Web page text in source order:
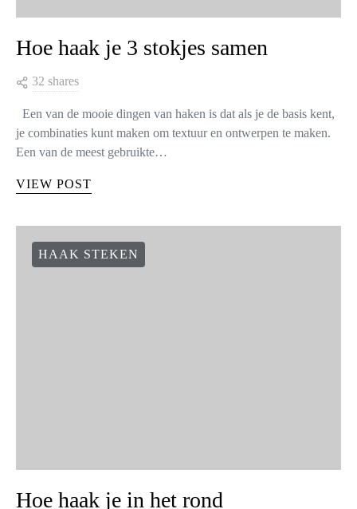
Hoe haak je 3 stokjes samen
32 shares
Een van de mooie dingen van haken is dat als je de basis kent,
je combinaties kunt maken om textuur en ontwerpen te maken.
Een van de meest gebruikte…
VIEW POST
HAAK STEKEN
Hoe haak je in het rond